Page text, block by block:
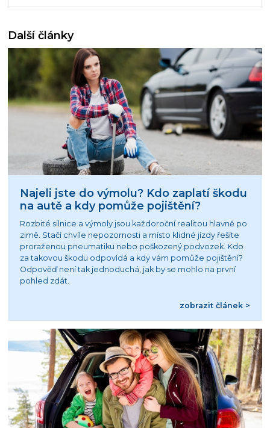
Další články
Najeli jste do výmolu? Kdo zaplatí škodu
na autě a kdy pomůže pojištění?
Rozbité silnice a výmoly jsou každoroční realitou hlavně po
zimě. Stačí chvíle nepozornosti a místo klidné jízdy řešíte
proraženou pneumatiku nebo poškozený podvozek. Kdo
za takovou škodu odpovídá a kdy vám pomůže pojištění?
Odpověď není tak jednoduchá, jak by se mohlo na první
pohled zdát.
zobrazit článek >